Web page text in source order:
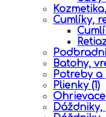
Cumlíky,
Batohy,
Potreby a
Plienky (1)